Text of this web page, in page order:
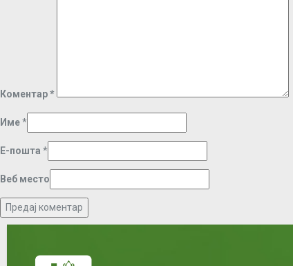
Коментар*
Име*
Е-пошта *
Веб место